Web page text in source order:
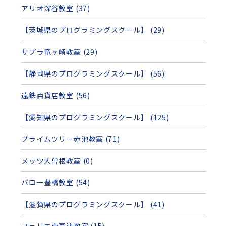
アリオ深谷教室 (37)
【茨城県のプログラミングスクール】 (29)
サプラ竜ヶ崎教室 (29)
【静岡県のプログラミングスクール】 (56)
遠鉄百貨店教室 (56)
【愛知県のプログラミングスクール】 (125)
プライムツリー赤池教室 (71)
メッツ大曽根教室 (0)
バロー豊橋教室 (54)
【滋賀県のプログラミングスクール】 (41)